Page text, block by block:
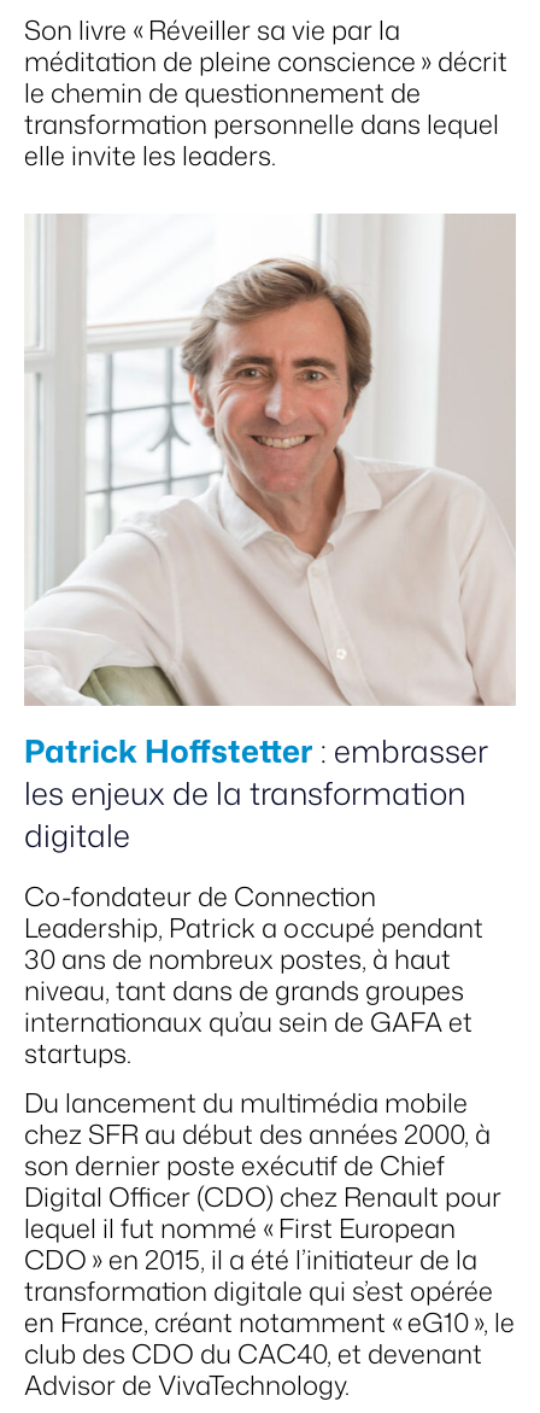
Son livre « Réveiller sa vie par la
méditation de pleine conscience » décrit
le chemin de questionnement de
transformation personnelle dans lequel
elle invite les leaders.
Patrick Hoffstetter : embrasser
les enjeux de la transformation
digitale
Co-fondateur de Connection
Leadership, Patrick a occupé pendant
30 ans de nombreux postes, à haut
niveau, tant dans de grands groupes
internationaux qu’au sein de GAFA et
startups.
Du lancement du multimédia mobile
chez SFR au début des années 2000, à
son dernier poste exécutif de Chief
Digital Officer (CDO) chez Renault pour
lequel il fut nommé « First European
CDO » en 2015, il a été l’initiateur de la
transformation digitale qui s’est opérée
en France, créant notamment « eG10 », le
club des CDO du CAC40, et devenant
Advisor de VivaTechnology.